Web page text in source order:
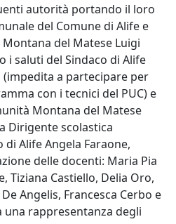
autorità portando il loro
del Comune di Alife e
del Matese Luigi
i saluti del Sindaco di Alife
(impedita a partecipare per
con i tecnici del PUC) e
Montana del Matese
Dirigente scolastica
Alife Angela Faraone,
delle docenti: Maria Pia
Tiziana Castiello, Delia Oro,
Angelis, Francesca Cerbo e
una rappresentanza degli